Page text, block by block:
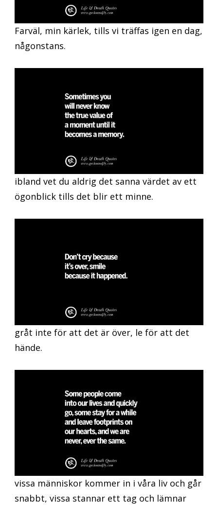
Farväl, min kärlek, tills vi träffas igen en dag,
någonstans.
ibland vet du aldrig det sanna värdet av ett
ögonblick tills det blir ett minne.
gråt inte för att det är över, le för att det
hände.
vissa människor kommer in i våra liv och går
snabbt, vissa stannar ett tag och lämnar